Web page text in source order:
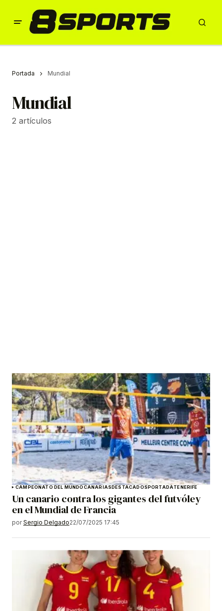
Portada Mundial
Mundial
2 artículos
CAMPEONATO DEL MUNDOCANARIASDESTACADOSPORTADATENERIFE
Un canario contra los gigantes del futvóley
en el Mundial de Francia
por Sergio Delgado22/07/2025 17:45